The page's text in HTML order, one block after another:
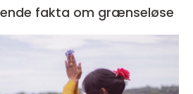
fakta om grænseløse